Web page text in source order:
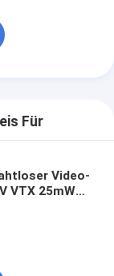
Für
Video-
VTX 25mW